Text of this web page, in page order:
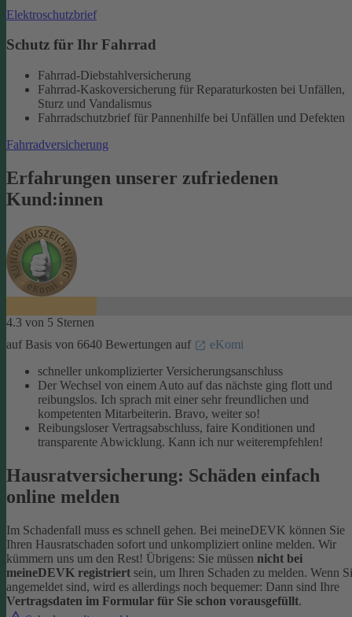
Elektroschutzbrief
Schutz für Ihr Fahrrad
Fahrrad-Diebstahlversicherung
Fahrrad-Kaskoversicherung für Reparaturkosten bei Unfällen,
Sturz und Vandalismus
Fahrradschutzbrief für Pannenhilfe bei Unfällen und Defekten
Fahrradversicherung
Erfahrungen unserer zufriedenen
Kund:innen
4.3 von 5 Sternen
auf Basis von 6640 Bewertungen auf
eKomi
schneller unkomplizierter Versicherungsanschluss
Der Wechsel von einem Auto auf das nächste ging flott und
reibungslos. Ich sprach mit einer sehr freundlichen und
kompetenten Mitarbeiterin. Bravo, weiter so!
Reibungsloser Vertragsabschluss, faire Konditionen und
transparente Abwicklung. Kann ich nur weiterempfehlen!
Hausratversicherung: Schäden einfach
online melden
Im Schadenfall muss es schnell gehen. Bei meineDEVK können Sie
Ihren Hausratschaden sofort und unkompliziert online melden. Wir
kümmern uns um den Rest! Übrigens: Sie müssen nicht bei
meineDEVK registriert sein, um Ihren Schaden zu melden. Wenn
angemeldet sind, wird es allerdings noch bequemer: Dann sind Ihre
Vertragsdaten im Formular für Sie schon vorausgefüllt.